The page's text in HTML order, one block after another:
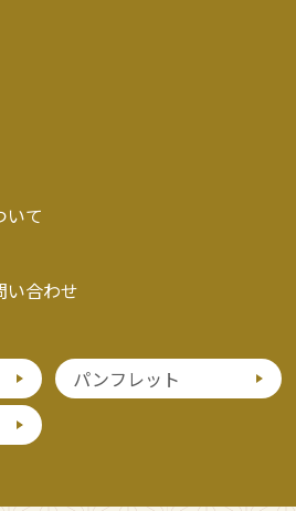
いて
い合わせ
パンフレット